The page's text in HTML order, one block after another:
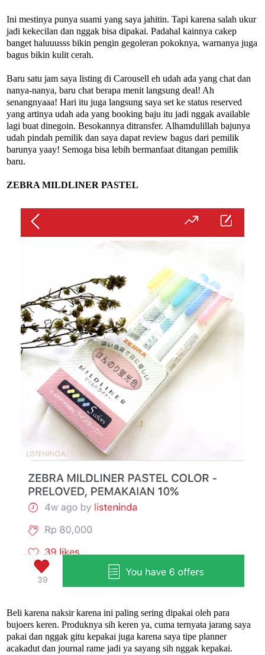
Ini mestinya punya suami yang saya jahitin. Tapi karena salah ukur
jadi kekecilan dan nggak bisa dipakai. Padahal kainnya cakep
banget haluuusss bikin pengin gegoleran pokoknya, warnanya juga
bagus bikin kulit cerah.
Baru satu jam saya listing di Carousell eh udah ada yang chat dan
nanya-nanya, baru chat berapa menit langsung deal! Ah
senangnyaaa! Hari itu juga langsung saya set ke status reserved
yang artinya udah ada yang booking baju itu jadi nggak available
lagi buat dinegoin. Besokannya ditransfer. Alhamdulillah bajunya
udah pindah pemilik dan saya dapat review bagus dari pemilik
barunya yaay! Semoga bisa lebih bermanfaat ditangan pemilik
baru.
ZEBRA MILDLINER PASTEL
Beli karena naksir karena ini paling sering dipakai oleh para
bujoers keren. Produknya sih keren ya, cuma ternyata jarang saya
pakai dan nggak gitu kepakai juga karena saya tipe planner
acakadut dan journal rame jadi ya sayang sih nggak kepakai.